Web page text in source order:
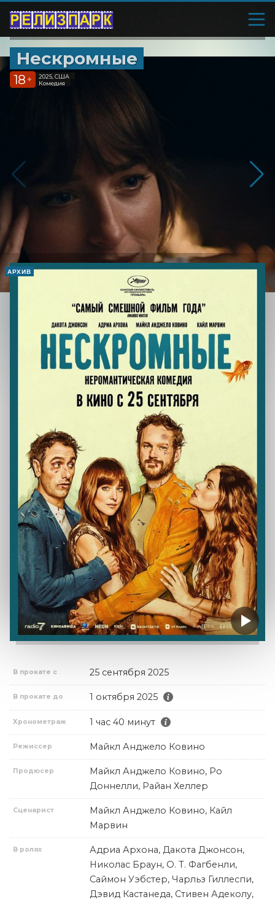
Нескромные
18 +
2025, США
Комедия
АРХИВ
В прокате с 25 сентября 2025
В прокате до 1 октября 2025
Хронометраж 1 час 40 минут
Режиссер Майкл Анджело Ковино
Продюсер
Майкл Анджело Ковино, Ро
Доннелли, Райан Хеллер
Сценарист
Майкл Анджело Ковино, Кайл
Марвин
В ролях
Адриа Архона, Дакота Джонсон,
Николас Браун, О. Т. Фагбенли,
Саймон Уэбстер, Чарльз Гиллеспи,
Дэвид Кастанеда, Стивен Адеколу,